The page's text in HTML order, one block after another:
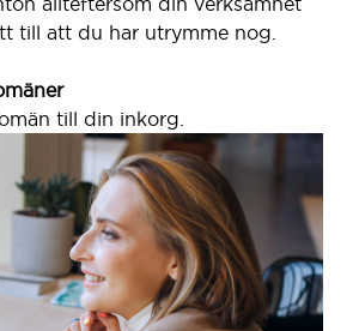
till att du har utrymme nog.
till din inkorg.